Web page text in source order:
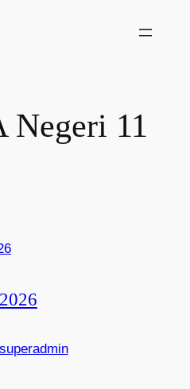
Negeri 11